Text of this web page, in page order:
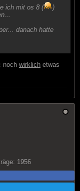
ich mit os 8 (
)
danach hatte
noch wirklich etwas
1956